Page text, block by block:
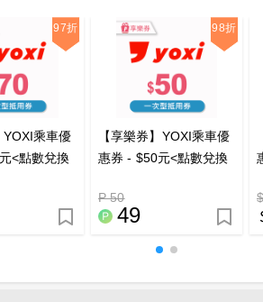
97折
YOXI乘車優
<點數兌換
98折
【享樂券】YOXI乘車優
惠券 - $50元<點數兌換
P 50
49